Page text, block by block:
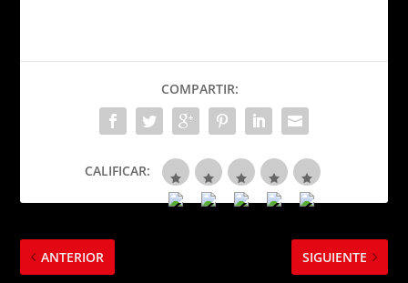
COMPARTIR:
CALIFICAR:
ANTERIOR SIGUIENTE